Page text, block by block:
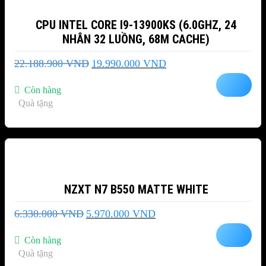
CPU INTEL CORE I9-13900KS (6.0GHZ, 24
NHÂN 32 LUỒNG, 68M CACHE)
22.188.900VND Giá
19.990.000 VNDGiá
Còn hàng
Quà tặng
NZXT N7 B550 MATTE WHITE
6.330.000VND Giá
5.970.000 VNDGiá
Còn hàng
Quà tặng